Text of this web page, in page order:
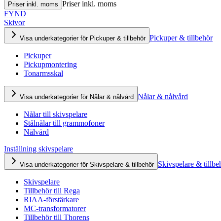
Priser inkl. moms Priser inkl. moms
FYND
Skivor
Visa underkategorier för Pickuper & tillbehör Pickuper & tillbehör
Pickuper
Pickupmontering
Tonarmsskal
Visa underkategorier för Nålar & nålvård Nålar & nålvård
Nålar till skivspelare
Stålnålar till grammofoner
Nålvård
Inställning skivspelare
Visa underkategorier för Skivspelare & tillbehör Skivspelare &
Skivspelare
Tillbehör till Rega
RIAA-förstärkare
MC-transformatorer
Tillbehör till Thorens